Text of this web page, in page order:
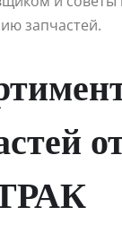
запчастей.